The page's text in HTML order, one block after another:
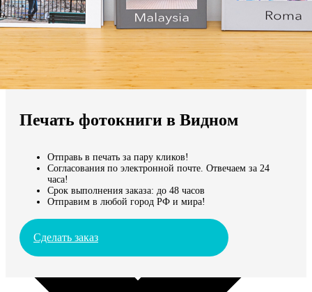
Мы доставляем по всему миру
Продолжить без города
Печать фотокниги в Видном
Отправь в печать за пару кликов!
Согласования по электронной почте. Отвечаем за 24
часа!
Срок выполнения заказа: до 48 часов
Отправим в любой город РФ и мира!
Сделать заказ